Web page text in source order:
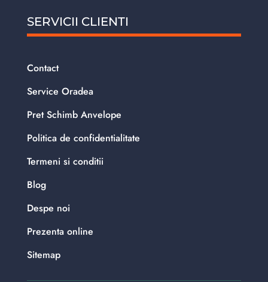
SERVICII CLIENTI
Contact
Service Oradea
Pret Schimb Anvelope
Politica de confidentialitate
Termeni si conditii
Blog
Despe noi
Prezenta online
Sitemap